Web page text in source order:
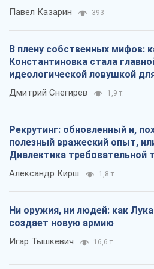
Павел Казарин 393
В плену собственных мифов:
Константиновка стала
идеологической ловушкой
российских оккупантов
Дмитрий Снегирев 1,9 т.
Рекрутинг: обновленный и,
полезный вражеский опыт,
Диалектика требовательной
Александр Кирш 1,8 т.
Ни оружия, ни людей: как
создает новую армию
Игар Тышкевич 16,6 т.